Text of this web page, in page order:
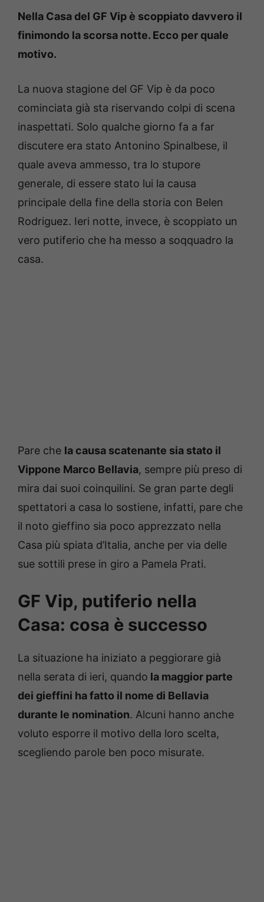
Nella Casa del GF Vip è scoppiato davvero il
finimondo la scorsa notte. Ecco per quale
motivo.
La nuova stagione del GF Vip è da poco
cominciata già sta riservando colpi di scena
inaspettati. Solo qualche giorno fa a far
discutere era stato Antonino Spinalbese, il
quale aveva ammesso, tra lo stupore
generale, di essere stato lui la causa
principale della fine della storia con Belen
Rodriguez. Ieri notte, invece, è scoppiato un
vero putiferio che ha messo a soqquadro la
casa.
Pare che la causa scatenante sia stato il
Vippone Marco Bellavia, sempre più preso di
mira dai suoi coinquilini. Se gran parte degli
spettatori a casa lo sostiene, infatti, pare che
il noto gieffino sia poco apprezzato nella
Casa più spiata d’Italia, anche per via delle
sue sottili prese in giro a Pamela Prati.
GF Vip, putiferio nella
Casa: cosa è successo
La situazione ha iniziato a peggiorare già
nella serata di ieri, quando la maggior parte
dei gieffini ha fatto il nome di Bellavia
durante le nomination. Alcuni hanno anche
voluto esporre il motivo della loro scelta,
scegliendo parole ben poco misurate.